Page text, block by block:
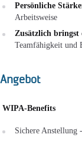
Persönliche
Arbeitsweise
Zusätzlich bringst
Teamfähigkeit und
Angebot
WIPA‑Benefits
Sichere Anstellung